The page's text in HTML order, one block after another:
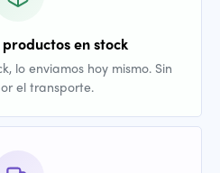
en stock
lo enviamos hoy mismo. Sin
el transporte.